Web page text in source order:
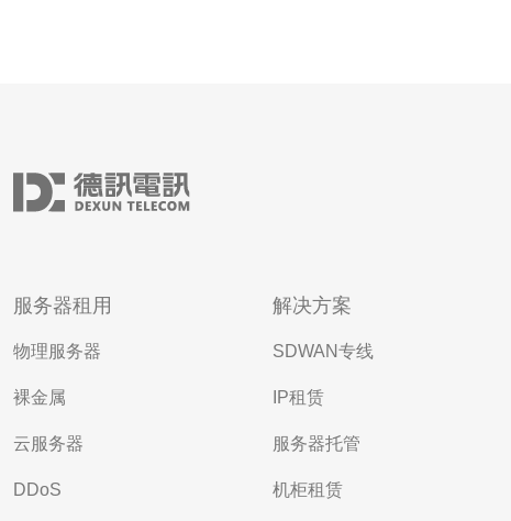
服务器租用
物理服务器
裸金属
云服务器
DDoS
解决方案
SDWAN专线
IP租赁
服务器托管
机柜租赁